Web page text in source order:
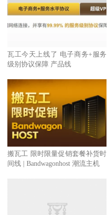
瓦工今天上线了 电子商务+服务
级别协议保障 产品线
搬瓦工 限时限量促销套餐补货时
间线 | Bandwagonhost 潮流主机